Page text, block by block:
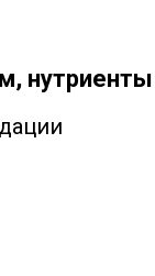
нутриенты